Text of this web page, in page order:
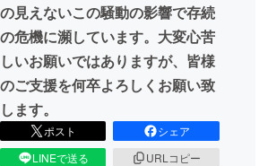
の見えないこの騒動の影響で存続
の危機に瀕しています。大変心苦
しいお願いではありますが、皆様
のご支援を何卒よろしくお願い致
します。
ポスト
シェア
LINEで送る
URLコピー